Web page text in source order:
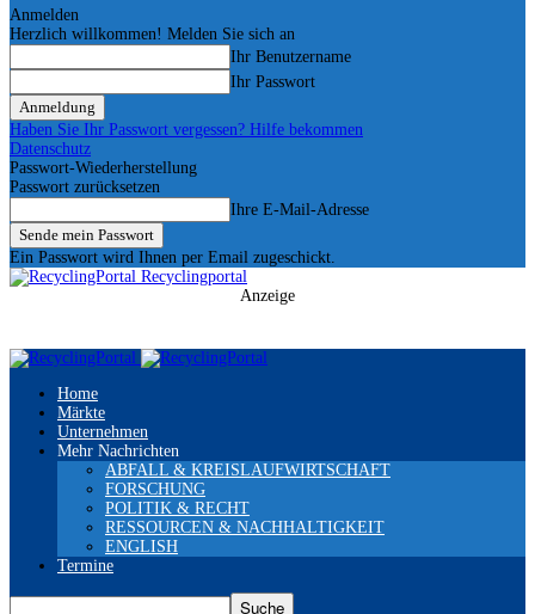
Anmelden
Herzlich willkommen! Melden Sie sich an
Ihr Benutzername
Ihr Passwort
Haben Sie Ihr Passwort vergessen? Hilfe bekommen
Datenschutz
Passwort-Wiederherstellung
Passwort zurücksetzen
Ihre E-Mail-Adresse
Ein Passwort wird Ihnen per Email zugeschickt.
Recyclingportal
Anzeige
Home
Märkte
Unternehmen
Mehr Nachrichten
ABFALL & KREISLAUFWIRTSCHAFT
FORSCHUNG
POLITIK & RECHT
RESSOURCEN & NACHHALTIGKEIT
ENGLISH
Termine